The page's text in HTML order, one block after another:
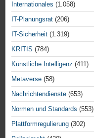
Internationales (1.058)
IT-Planungsrat (206)
IT-Sicherheit (1.319)
KRITIS (784)
Künstliche Intelligenz (411)
Metaverse (58)
Nachrichtendienste (653)
Normen und Standards (553)
Plattformregulierung (302)